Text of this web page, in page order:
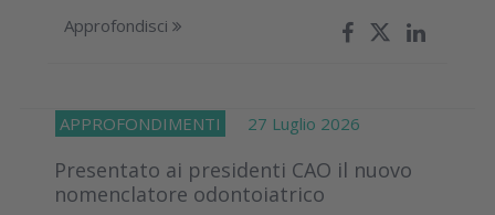
Approfondisci
APPROFONDIMENTI 27 Luglio 2026
Presentato ai presidenti CAO il nuovo
nomenclatore odontoiatrico